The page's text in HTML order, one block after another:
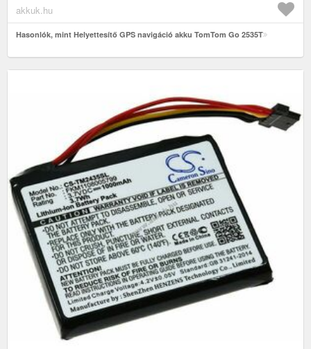
akkuk.hu
Hasonlók, mint Helyettesítő GPS navigáció akku TomTom Go 2535T